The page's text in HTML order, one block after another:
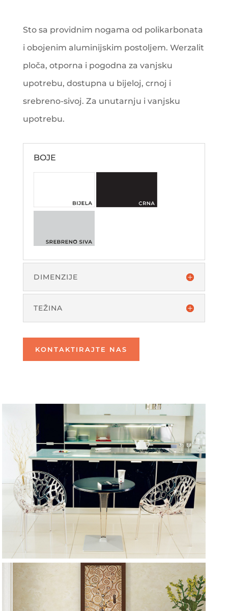
Sto sa providnim nogama od polikarbonata
i obojenim aluminijskim postoljem. Werzalit
ploča, otporna i pogodna za vanjsku
upotrebu, dostupna u bijeloj, crnoj i
srebreno-sivoj. Za unutarnju i vanjsku
upotrebu.
BOJE
DIMENZIJE
TEŽINA
KONTAKTIRAJTE NAS